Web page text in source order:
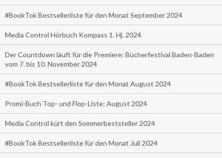
#BookTok Bestsellerliste für den Monat September 2024
Media Control Hörbuch Kompass 1. Hj. 2024
Der Countdown läuft für die Premiere: Bücherfestival Baden-Baden
vom 7. bis 10. November 2024
#BookTok Bestsellerliste für den Monat August 2024
Promi-Buch Top- und Flop-Liste: August 2024
Media Control kürt den Sommerbeststeller 2024
#BookTok Bestsellerliste für den Monat Juli 2024